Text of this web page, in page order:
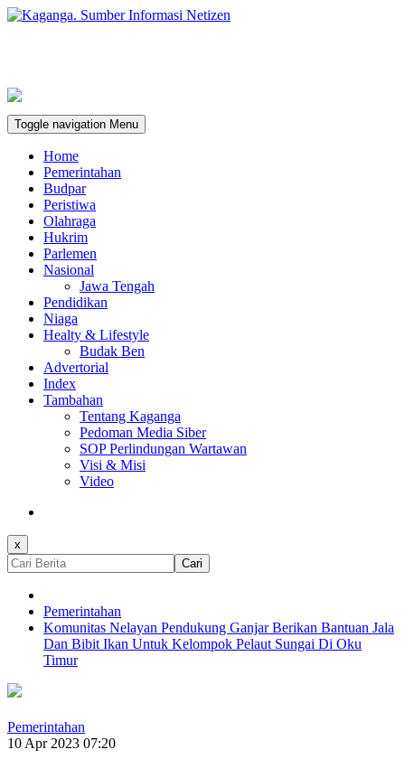
Toggle navigation Menu
Home
Pemerintahan
Budpar
Peristiwa
Olahraga
Hukrim
Parlemen
Nasional
Jawa Tengah
Pendidikan
Niaga
Healty & Lifestyle
Budak Ben
Advertorial
Index
Tambahan
Tentang Kaganga
Pedoman Media Siber
SOP Perlindungan Wartawan
Visi & Misi
Video
x
Cari
Pemerintahan
Komunitas Nelayan Pendukung Ganjar Berikan Bantuan Jala
Dan Bibit Ikan Untuk Kelompok Pelaut Sungai Di Oku
Timur
Pemerintahan
10 Apr 2023 07:20